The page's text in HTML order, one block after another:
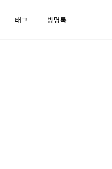
태그 방명록